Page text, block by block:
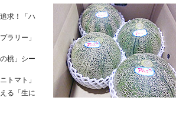
求！「ハ
ラリー」
桃」シー
トマト」
る「生に